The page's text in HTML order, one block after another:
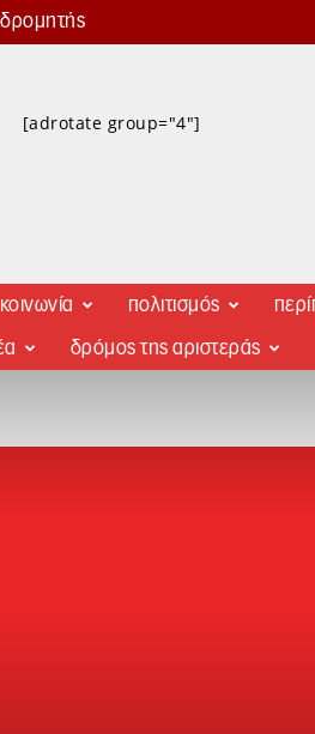
[adrotate group="4"]
κοινωνία πολιτισμός
δρόμος της αριστεράς